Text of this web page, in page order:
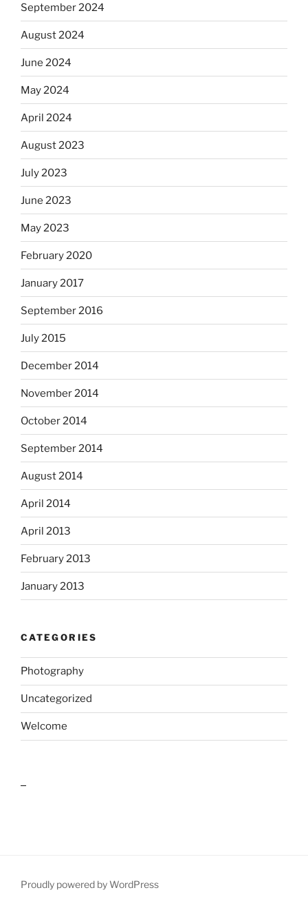
September 2024
August 2024
June 2024
May 2024
April 2024
August 2023
July 2023
June 2023
May 2023
February 2020
January 2017
September 2016
July 2015
December 2014
November 2014
October 2014
September 2014
August 2014
April 2014
April 2013
February 2013
January 2013
CATEGORIES
Photography
Uncategorized
Welcome
Proudly powered by WordPress